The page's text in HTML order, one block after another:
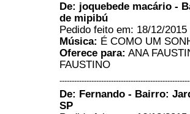
De: joquebede macário -
de mipibú
Pedido feito em: 18/12/
Música: É COMO UM
Oferece para: ANA
FAUSTINO
De: Fernando - Bairro:
SP